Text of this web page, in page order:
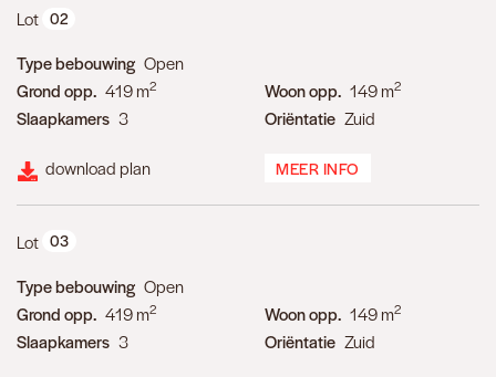
Lot 02
Type bebouwing Open
Grond opp. 419 m2 Woon opp. 149 m2
Slaapkamers 3 Oriëntatie Zuid
download plan MEER INFO
Lot 03
Type bebouwing Open
Grond opp. 419 m2 Woon opp. 149 m2
Slaapkamers 3 Oriëntatie Zuid